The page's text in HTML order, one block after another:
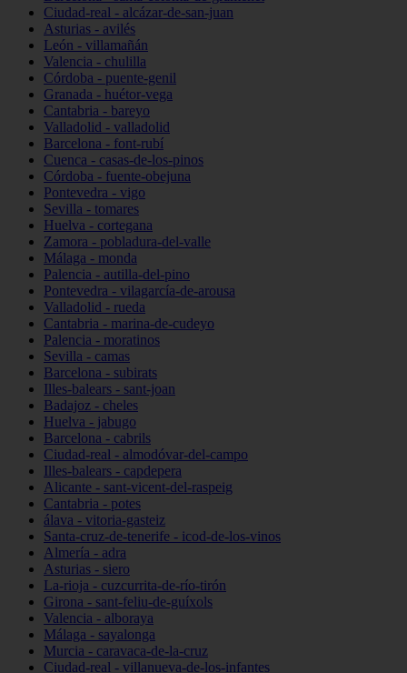
Ciudad-real - alcázar-de-san-juan
Asturias - avilés
León - villamañán
Valencia - chulilla
Córdoba - puente-genil
Granada - huétor-vega
Cantabria - bareyo
Valladolid - valladolid
Barcelona - font-rubí
Cuenca - casas-de-los-pinos
Córdoba - fuente-obejuna
Pontevedra - vigo
Sevilla - tomares
Huelva - cortegana
Zamora - pobladura-del-valle
Málaga - monda
Palencia - autilla-del-pino
Pontevedra - vilagarcía-de-arousa
Valladolid - rueda
Cantabria - marina-de-cudeyo
Palencia - moratinos
Sevilla - camas
Barcelona - subirats
Illes-balears - sant-joan
Badajoz - cheles
Huelva - jabugo
Barcelona - cabrils
Ciudad-real - almodóvar-del-campo
Illes-balears - capdepera
Alicante - sant-vicent-del-raspeig
Cantabria - potes
álava - vitoria-gasteiz
Santa-cruz-de-tenerife - icod-de-los-vinos
Almería - adra
Asturias - siero
La-rioja - cuzcurrita-de-río-tirón
Girona - sant-feliu-de-guíxols
Valencia - alboraya
Málaga - sayalonga
Murcia - caravaca-de-la-cruz
Ciudad-real - villanueva-de-los-infantes